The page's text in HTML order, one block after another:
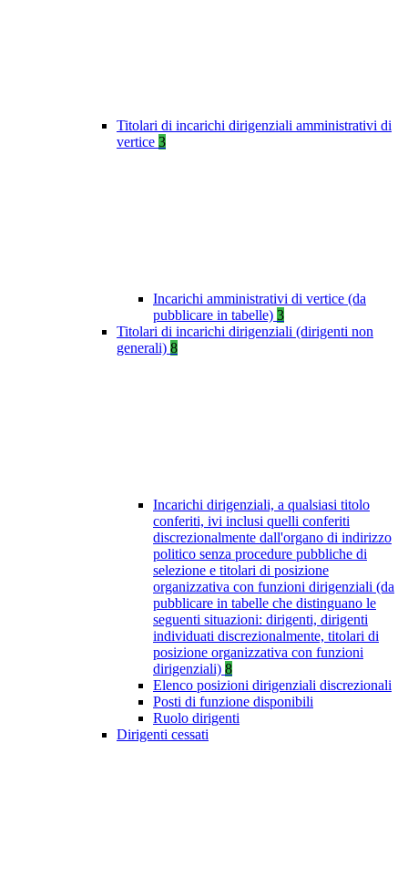
Titolari di incarichi dirigenziali amministrativi di
vertice 3
Incarichi amministrativi di vertice (da
pubblicare in tabelle) 3
Titolari di incarichi dirigenziali (dirigenti non
generali) 8
Incarichi dirigenziali, a qualsiasi titolo
conferiti, ivi inclusi quelli conferiti
discrezionalmente dall'organo di indirizzo
politico senza procedure pubbliche di
selezione e titolari di posizione
organizzativa con funzioni dirigenziali (da
pubblicare in tabelle che distinguano le
seguenti situazioni: dirigenti, dirigenti
individuati discrezionalmente, titolari di
posizione organizzativa con funzioni
dirigenziali) 8
Elenco posizioni dirigenziali discrezionali
Posti di funzione disponibili
Ruolo dirigenti
Dirigenti cessati